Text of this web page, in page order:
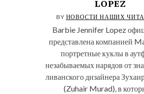
LOPEZ
BY НОВОСТИ НАШИХ
Barbie Jennifer Lopez
представлена компанией
портретные куклы в
незабываемых нарядов от
ливанского дизайнера
(Zuhair Murad), в